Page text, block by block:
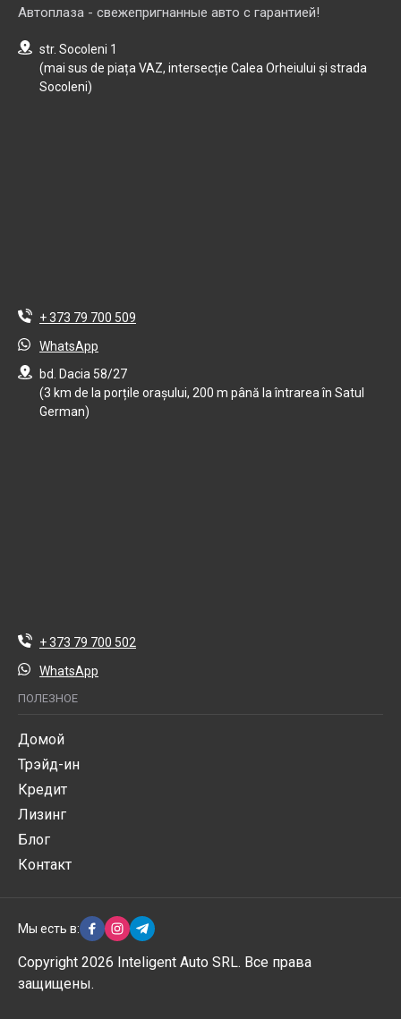
Автоплаза - свежепригнанные авто с гарантией!
str. Socoleni 1
(mai sus de piața VAZ, intersecție Calea Orheiului și strada
Socoleni)
+ 373 79 700 509
WhatsApp
bd. Dacia 58/27
(3 km de la porțile orașului, 200 m până la întrarea în Satul
German)
+ 373 79 700 502
WhatsApp
ПОЛЕЗНОЕ
Домой
Трэйд-ин
Кредит
Лизинг
Блог
Контакт
Мы есть в:
Copyright 2026 Inteligent Auto SRL. Все права
защищены.